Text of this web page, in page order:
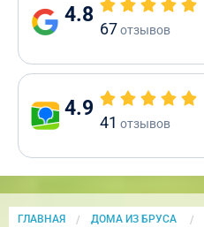
4.8
67отзывов
4.9
41 отзывов
ГЛАВНАЯ ДОМА ИЗ БРУСА